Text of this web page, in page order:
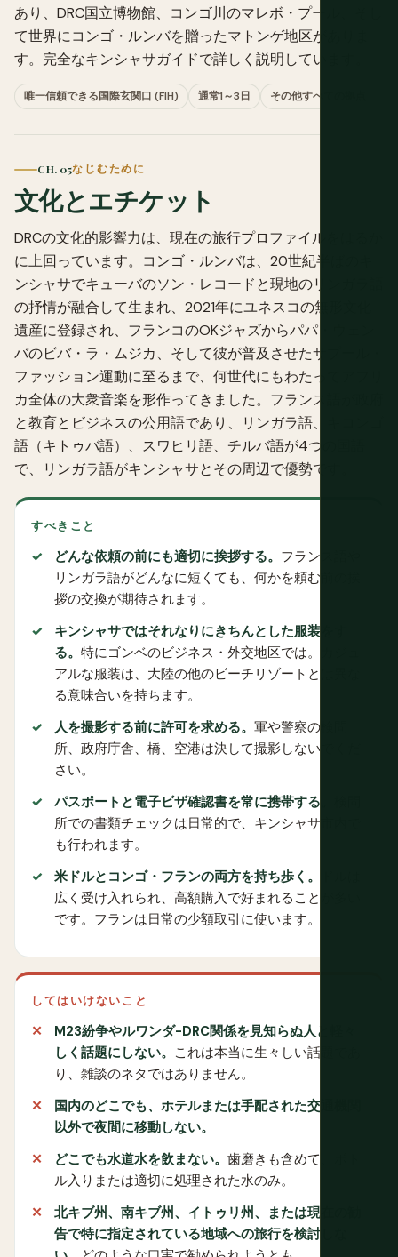
あり、DRC国立博物館、コンゴ川のマレボ・プール、そし
て世界にコンゴ・ルンバを贈ったマトンゲ地区がありま
す。完全なキンシャサガイドで詳しく説明しています。
唯一信頼できる国際玄関口 (FIH) 通常1～3日 その他すべての拠点
CH. 05なじむために
文化とエチケット
DRCの文化的影響力は、現在の旅行プロファイルをはるか
に上回っています。コンゴ・ルンバは、20世紀半ばのキ
ンシャサでキューバのソン・レコードと現地のリンガラ語
の抒情が融合して生まれ、2021年にユネスコの無形文化
遺産に登録され、フランコのOKジャズからパパ・ウェン
バのビバ・ラ・ムジカ、そして彼が普及させたサプール・
ファッション運動に至るまで、何世代にもわたってアフリ
カ全体の大衆音楽を形作ってきました。フランス語が政府
と教育とビジネスの公用語であり、リンガラ語、キコンゴ
語（キトゥバ語）、スワヒリ語、チルバ語が4つの国語
で、リンガラ語がキンシャサとその周辺で優勢です。
すべきこと
どんな依頼の前にも適切に挨拶する。 フランス語や
リンガラ語がどんなに短くても、何かを頼む前の挨
拶の交換が期待されます。
キンシャサではそれなりにきちんとした服装をす
る。 特にゴンベのビジネス・外交地区では。カジュ
アルな服装は、大陸の他のビーチリゾートとは異な
る意味合いを持ちます。
人を撮影する前に許可を求める。 軍や警察の検問
所、政府庁舎、橋、空港は決して撮影しないでくだ
さい。
パスポートと電子ビザ確認書を常に携帯する。
所での書類チェックは日常的で、キンシャサ市内で
も行われます。
米ドルとコンゴ・フランの両方を持ち歩く。
広く受け入れられ、高額購入で好まれることが多い
です。フランは日常の少額取引に使います。
してはいけないこと
M23紛争やルワンダ-DRC関係を見知らぬ人と軽々
しく話題にしない。 これは本当に生々しい話題であ
り、雑談のネタではありません。
国内のどこでも、ホテルまたは手配された交通機関
以外で夜間に移動しない。
どこでも水道水を飲まない。 歯磨きも含めて、ボト
ル入りまたは適切に処理された水のみ。
北キブ州、南キブ州、イトゥリ州、または現在の勧
告で特に指定されている地域への旅行を検討しな